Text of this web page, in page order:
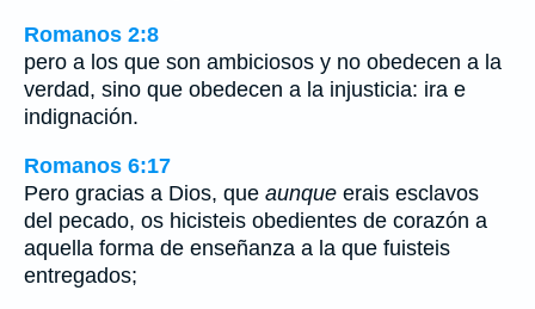
Romanos 2:8
pero a los que son ambiciosos y no obedecen a la
verdad, sino que obedecen a la injusticia: ira e
indignación.
Romanos 6:17
Pero gracias a Dios, que aunque erais esclavos
del pecado, os hicisteis obedientes de corazón a
aquella forma de enseñanza a la que fuisteis
entregados;